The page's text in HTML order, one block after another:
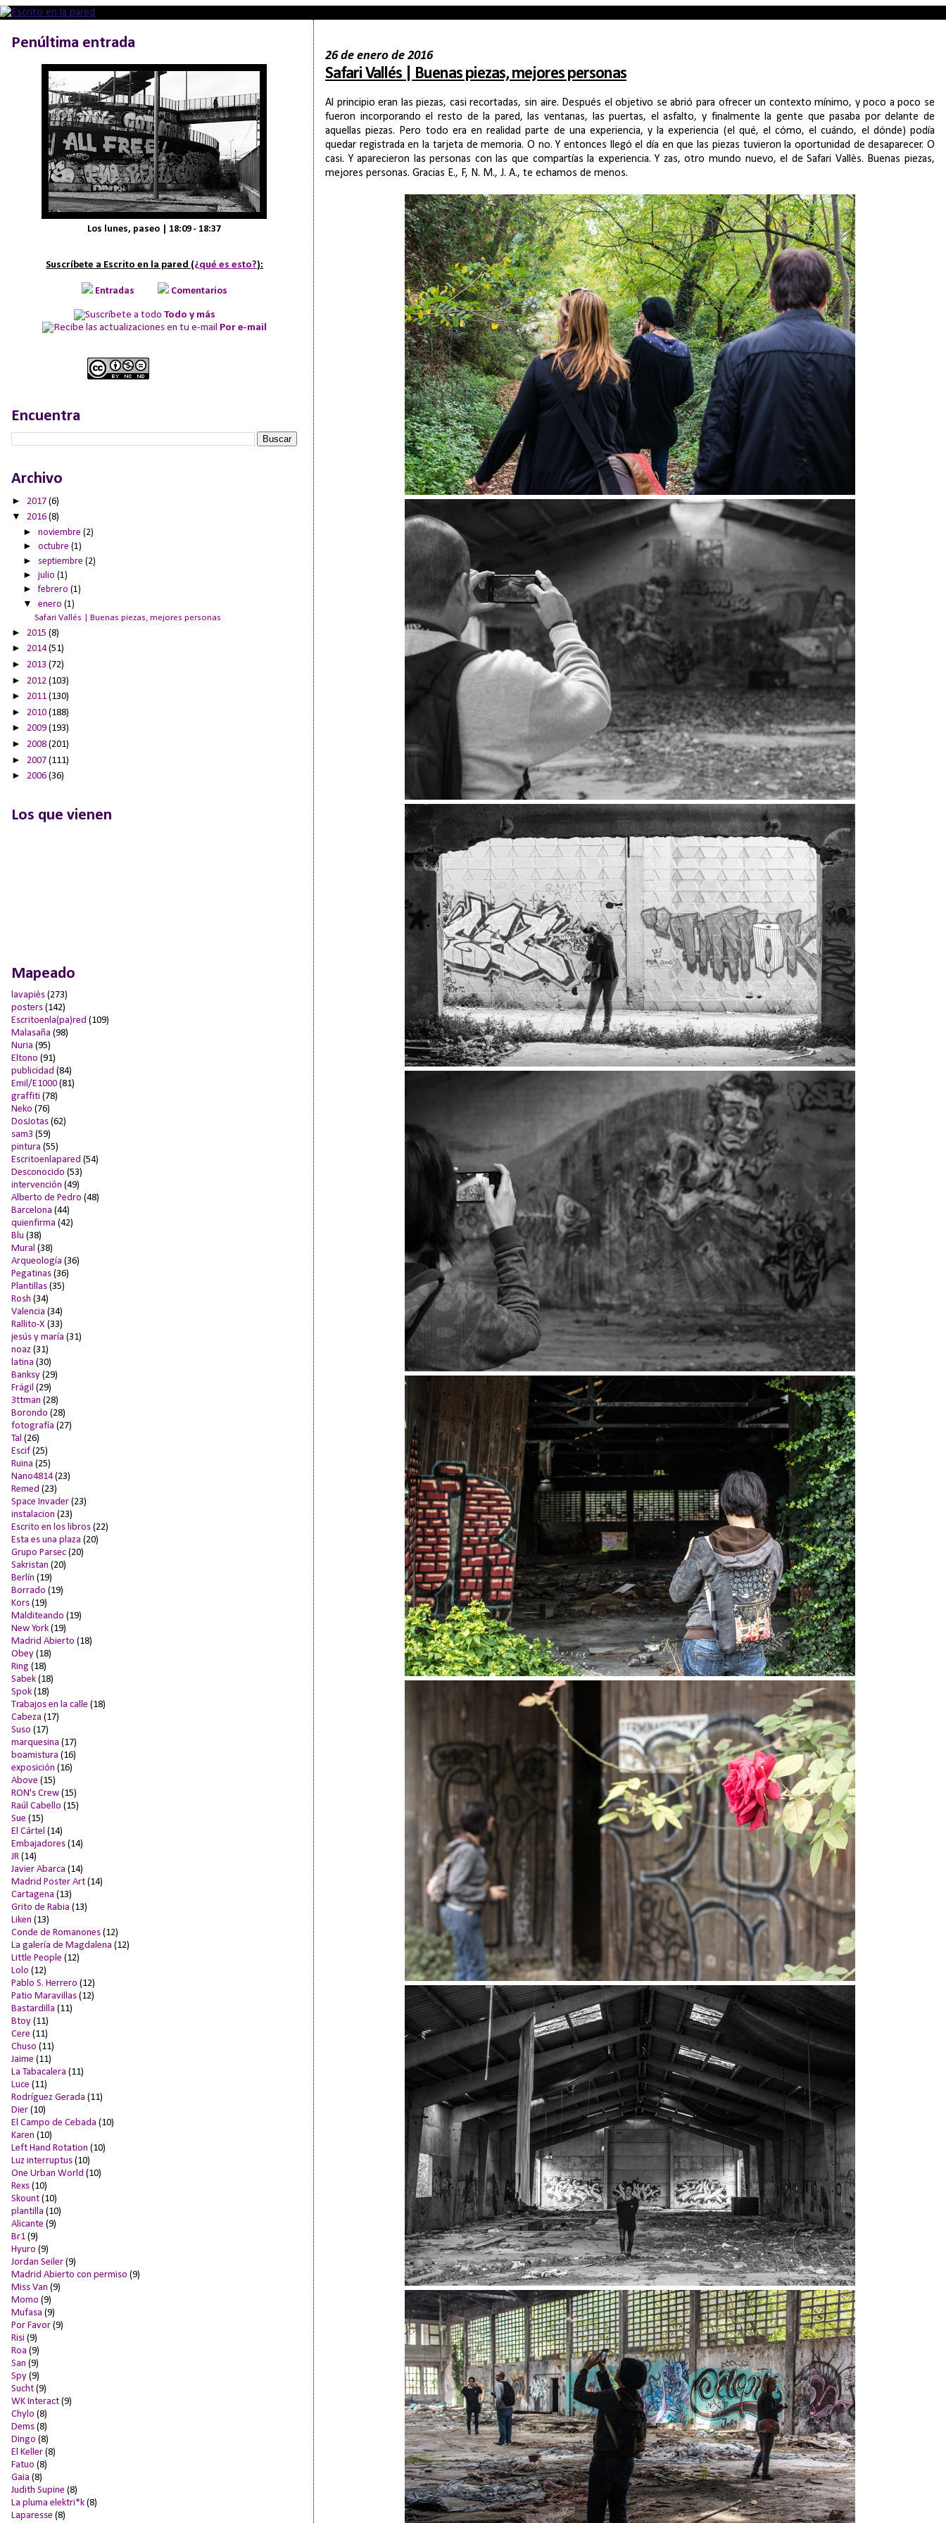
26 de enero de 2016
Safari Vallés | Buenas piezas, mejores personas
Al principio eran las piezas, casi recortadas, sin aire. Después el objetivo se abrió para ofrecer un contexto mínimo, y poco a poco se
fueron incorporando el resto de la pared, las ventanas, las puertas, el asfalto, y finalmente la gente que pasaba por delante de
aquellas piezas. Pero todo era en realidad parte de una experiencia, y la experiencia (el qué, el cómo, el cuándo, el dónde) podía
quedar registrada en la tarjeta de memoria. O no. Y entonces llegó el día en que las piezas tuvieron la oportunidad de desaparecer. O
casi. Y aparecieron las personas con las que compartías la experiencia. Y zas, otro mundo nuevo, el de Safari Vallès. Buenas piezas,
mejores personas. Gracias E., F, N. M., J. A., te echamos de menos.
Penúltima entrada
Los lunes, paseo | 18:09 - 18:37
Suscríbete a Escrito en la pared (¿qué es esto?):
Entradas Comentarios
Todo y más
Por e-mail
Encuentra
Archivo
► 2017 (6)
▼ 2016 (8)
►noviembre(2)
►octubre(1)
► septiembre(2)
►julio(1)
►febrero(1)
▼enero(1)
Safari Vallés | Buenas piezas, mejores personas
► 2015 (8)
► 2014(51)
► 2013 (72)
► 2012 (103)
► 2011 (130)
► 2010 (188)
► 2009 (193)
► 2008 (201)
► 2007 (111)
► 2006 (36)
Los que vienen
Mapeado
lavapiés (273)
posters (142)
Escritoenla(pa)red (109)
Malasaña (98)
Nuria (95)
Eltono (91)
publicidad (84)
Emil/E1000 (81)
graffiti (78)
Neko (76)
DosJotas (62)
sam3 (59)
pintura (55)
Escritoenlapared (54)
Desconocido (53)
intervención (49)
Alberto de Pedro (48)
Barcelona (44)
quienfirma (42)
Blu (38)
Mural (38)
Arqueología (36)
Pegatinas (36)
Plantillas (35)
Rosh (34)
Valencia (34)
Rallito-X (33)
jesús y maría (31)
noaz (31)
latina (30)
Banksy (29)
Frágil (29)
3ttman (28)
Borondo (28)
fotografía (27)
Tal (26)
Escif (25)
Ruina (25)
Nano4814 (23)
Remed (23)
Space Invader (23)
instalacion (23)
Escrito en los libros (22)
Esta es una plaza (20)
Grupo Parsec (20)
Sakristan (20)
Berlín (19)
Borrado (19)
Kors (19)
Malditeando (19)
New York (19)
Madrid Abierto (18)
Obey (18)
Ring (18)
Sabek (18)
Spok (18)
Trabajos en la calle (18)
Cabeza (17)
Suso (17)
marquesina (17)
boamistura (16)
exposición (16)
Above (15)
RON's Crew (15)
Raúl Cabello (15)
Sue (15)
El Cártel (14)
Embajadores (14)
JR (14)
Javier Abarca (14)
Madrid Poster Art (14)
Cartagena (13)
Grito de Rabia (13)
Liken (13)
Conde de Romanones (12)
La galería de Magdalena (12)
Little People (12)
Lolo (12)
Pablo S. Herrero (12)
Patio Maravillas (12)
Bastardilla (11)
Btoy (11)
Cere (11)
Chuso (11)
Jaime (11)
La Tabacalera (11)
Luce (11)
Rodríguez Gerada (11)
Dier (10)
El Campo de Cebada (10)
Karen (10)
Left Hand Rotation (10)
Luz interruptus (10)
One Urban World (10)
Rexs (10)
Skount (10)
plantilla (10)
Alicante (9)
Br1 (9)
Hyuro (9)
Jordan Seiler (9)
Madrid Abierto con permiso (9)
Miss Van (9)
Momo (9)
Mufasa (9)
Por Favor (9)
Risi (9)
Roa (9)
San (9)
Spy (9)
Sucht (9)
WK Interact (9)
Chylo (8)
Dems (8)
Dingo (8)
El Keller (8)
Fatuo (8)
Gaia (8)
Judith Supine (8)
La pluma elektri*k (8)
Laparesse (8)